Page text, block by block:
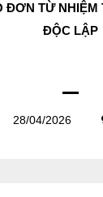
ĐƠN TỪ NHIỆM
ĐỘC LẬP
28/04/2026